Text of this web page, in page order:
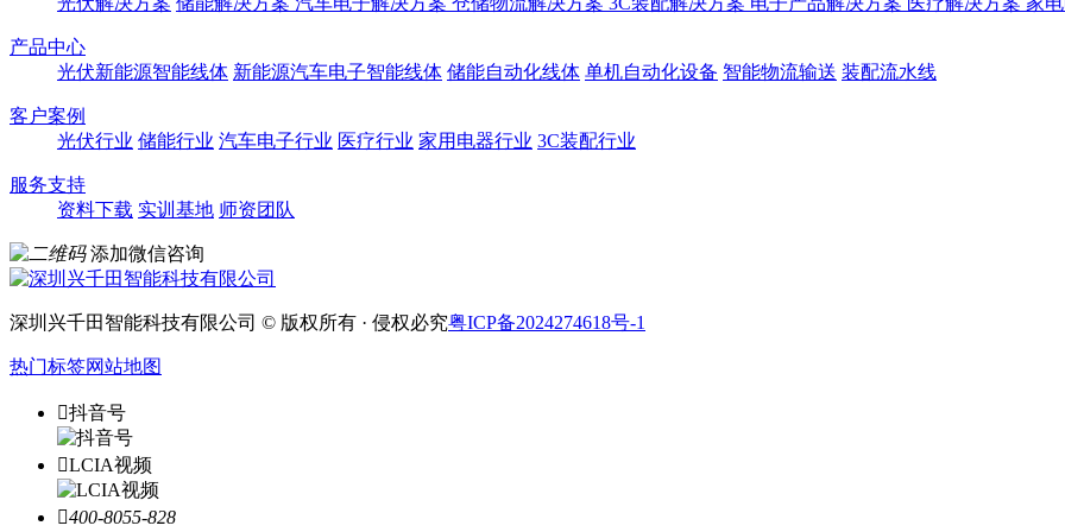
产品中心
光伏新能源智能线体 新能源汽车电子智能线体 储能自动化线体 单机自动化设备 智能物流输送 装配流水线
客户案例
光伏行业 储能行业 汽车电子行业 医疗行业 家用电器行业 3C装配行业
服务支持
资料下载 实训基地 师资团队
添加微信咨询
深圳兴千田智能科技有限公司 © 版权所有 · 侵权必究粤ICP备2024274618号-1
热门标签网站地图
抖音号
LCIA视频
400-8055-828